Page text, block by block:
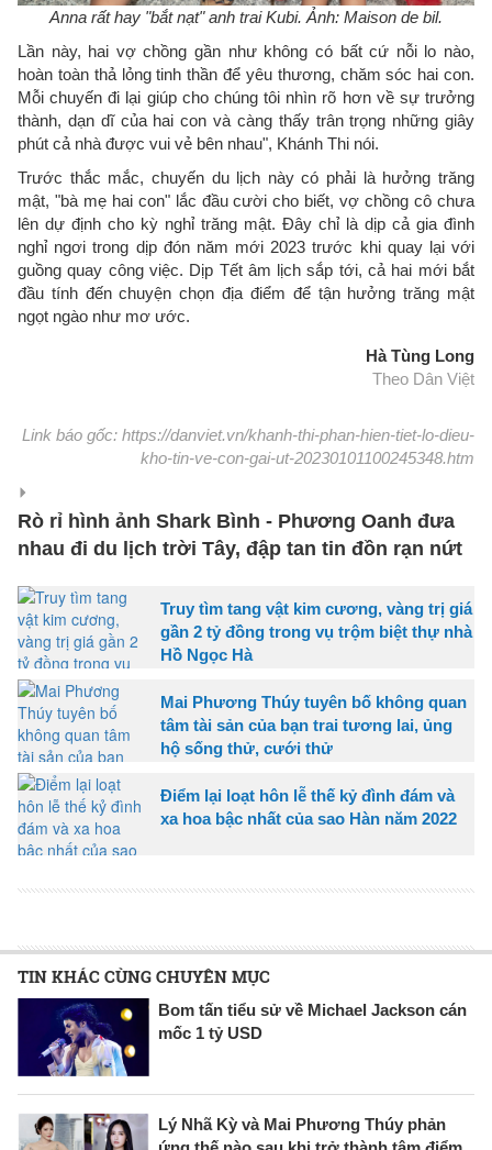
Anna rất hay "bắt nạt" anh trai Kubi. Ảnh: Maison de bil.
Lần này, hai vợ chồng gần như không có bất cứ nỗi lo nào,
hoàn toàn thả lỏng tinh thần để yêu thương, chăm sóc hai con.
Mỗi chuyến đi lại giúp cho chúng tôi nhìn rõ hơn về sự trưởng
thành, dạn dĩ của hai con và càng thấy trân trọng những giây
phút cả nhà được vui vẻ bên nhau", Khánh Thi nói.
Trước thắc mắc, chuyến du lịch này có phải là hưởng trăng
mật, "bà mẹ hai con" lắc đầu cười cho biết, vợ chồng cô chưa
lên dự định cho kỳ nghỉ trăng mật. Đây chỉ là dịp cả gia đình
nghỉ ngơi trong dịp đón năm mới 2023 trước khi quay lại với
guồng quay công việc. Dịp Tết âm lịch sắp tới, cả hai mới bắt
đầu tính đến chuyện chọn địa điểm để tận hưởng trăng mật
ngọt ngào như mơ ước.
Hà Tùng Long
Theo Dân Việt
Link báo gốc: https://danviet.vn/khanh-thi-phan-hien-tiet-lo-dieu-
kho-tin-ve-con-gai-ut-20230101100245348.htm
Rò rỉ hình ảnh Shark Bình - Phương Oanh đưa
nhau đi du lịch trời Tây, đập tan tin đồn rạn nứt
Truy tìm tang vật kim cương, vàng trị giá
gần 2 tỷ đồng trong vụ trộm biệt thự nhà
Hồ Ngọc Hà
Mai Phương Thúy tuyên bố không quan
tâm tài sản của bạn trai tương lai, ủng
hộ sống thử, cưới thử
Điểm lại loạt hôn lễ thế kỷ đình đám và
xa hoa bậc nhất của sao Hàn năm 2022
TIN KHÁC CÙNG CHUYÊN MỤC
Bom tấn tiểu sử về Michael Jackson cán
mốc 1 tỷ USD
Lý Nhã Kỳ và Mai Phương Thúy phản